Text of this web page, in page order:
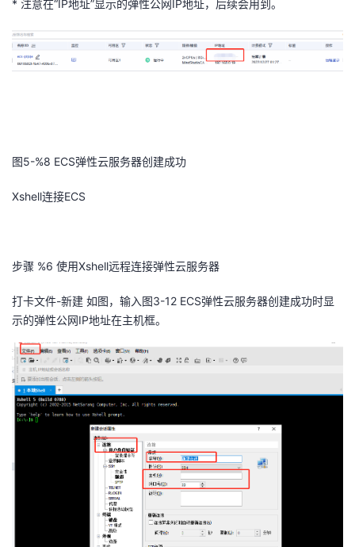
* 注意在“IP地址”显示的弹性公网IP地址， 后续会用到 。
图5-%8 ECS弹性云服务器创建成功
Xshell连接ECS
步骤 %6 使用Xshell远程连接弹性云服务器
打卡文件-新建 如图， 输入图3-12 ECS弹性云服务器创建成功时显
示的弹性公网IP地址在主机框。